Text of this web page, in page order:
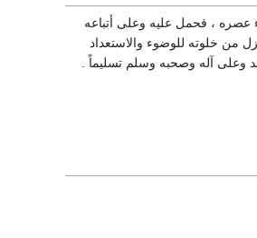
عصره ، فحمل عليه وعلى أتباعه
من خلوته للوضوء والاستعداد